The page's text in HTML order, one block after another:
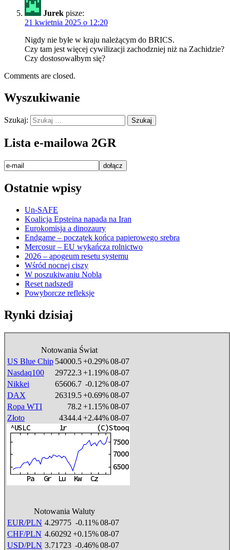
Jurek pisze:
21 kwietnia 2025 o 12:20
Nigdy nie byłe w kraju należącym do BRICS.
Czy tam jest więcej cywilizacji zachodzniej niż na Zachidzie?
Czy dostosowałbym się?
Comments are closed.
Wyszukiwanie
Szukaj:
Lista e-mailowa 2GR
Ostatnie wpisy
Un-SAFE
Koalicja Epsteina napada na Iran
Eurokomisja a dinozaury
Endgame – początek końca papierowego srebra
Mercosur – EU wykańcza rolnictwo
2026 – apogeum resetu systemu
Wśród nocnej ciszy
W poszukiwaniu Nobla
Reset nadszedł
Powyborcze refleksje
Rynki dzisiaj
Notowania Świat
US Blue Chip 54000.5+0.29%08-07
Nasdaq100
29722.3+1.19%08-07
Nikkei
65606.7 -0.12%08-07
DAX
26319.5+0.69%08-07
Ropa WTI
78.2 +1.15%08-07
Złoto
4344.4+2.44%08-07
Notowania Waluty
EUR/PLN 4.29775 -0.11%08-07
CHF/PLN 4.60292 +0.15%08-07
USD/PLN 3.71723 -0.46%08-07